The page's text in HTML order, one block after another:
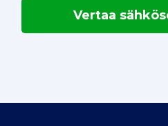
Vertaa